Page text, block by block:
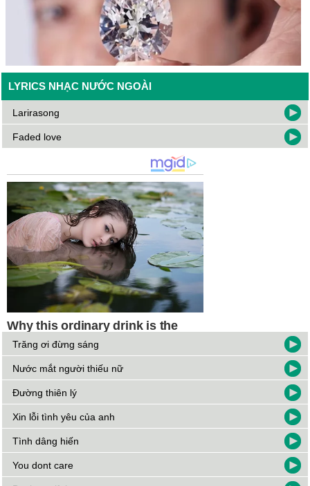
LYRICS NHẠC NƯỚC NGOÀI
Larirasong
Faded love
Trăng ơi đừng sáng
Nước mắt người thiếu nữ
Đường thiên lý
Xin lỗi tình yêu của anh
Tình dâng hiến
You dont care